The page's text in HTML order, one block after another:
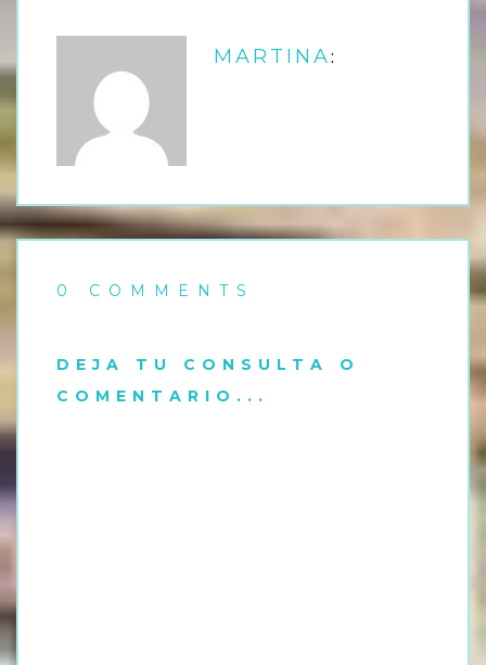
MARTINA:
0 COMMENTS
DEJA TU CONSULTA O
COMENTARIO...